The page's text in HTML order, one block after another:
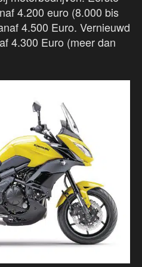
4.200 euro (8.000 bis
4.500 Euro. Vernieuwd
4.300 Euro (meer dan